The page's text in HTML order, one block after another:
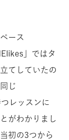
ース
」ではタ
てしていたの
じ
レッスンに
がわかりまし
初の3つから